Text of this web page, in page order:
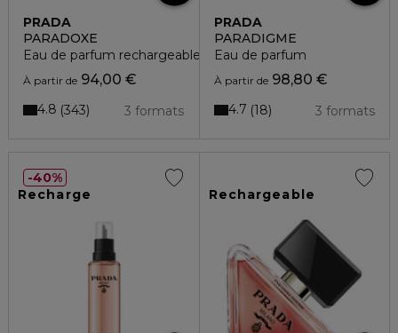
PRADA
PARADOXE
Eau de parfum rechargeable
À partir de 94,00 €
3 formats
4.8 343
PRADA
PARADIGME
Eau de parfum
À partir de98,80 €
3 formats
4.7 18
Recharge
40%
Rechargeable